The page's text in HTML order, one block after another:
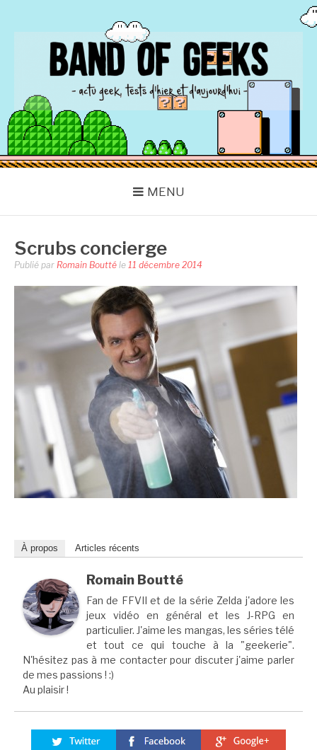
BAND OF GEEKS
Actu Geek d'hier et d'aujourd'hui
MENU
Scrubs concierge
Publié par Romain Boutté le 11 décembre 2014
À propos Articles récents
Romain Boutté
Fan de FFVII et de la série Zelda j'adore les
jeux vidéo en général et les J-RPG en
particulier. J'aime les mangas, les séries télé
et tout ce qui touche à la "geekerie".
N'hésitez pas à me contacter pour discuter j'aime parler
de mes passions ! :)
Au plaisir !